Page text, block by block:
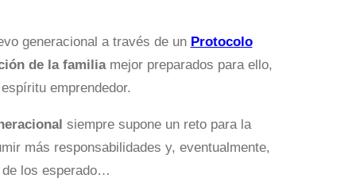
generacional a través de un Protocolo
de la familiamejor preparados para ello,
emprendedor.
siempre supone un reto para la
más responsabilidades y, eventualmente,
de los esperado…